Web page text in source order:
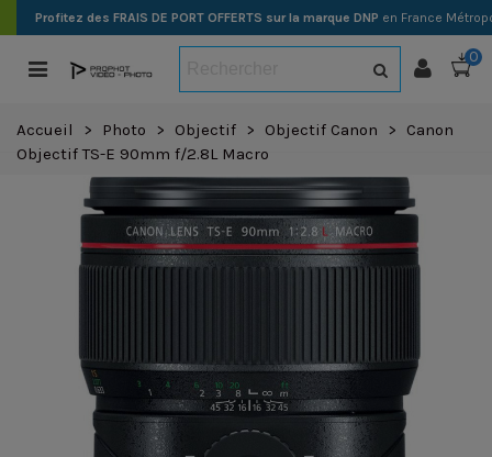
Profitez des FRAIS DE PORT OFFERTS sur la marque DNP en France
0
Accueil > Photo > Objectif > Objectif Canon >
Canon
Objectif TS-E 90mm f/2.8L Macro